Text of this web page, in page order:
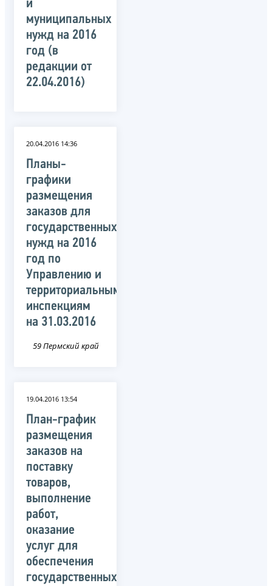
и
муниципальных
нужд на 2016
год (в
редакции от
22.04.2016)
20.04.2016 14:36
Планы-
графики
размещения
заказов для
государственных
нужд на 2016
год по
Управлению и
территориальным
инспекциям
на 31.03.2016
59 Пермский край
19.04.2016 13:54
План-график
размещения
заказов на
поставку
товаров,
выполнение
работ,
оказание
услуг для
обеспечения
государственных